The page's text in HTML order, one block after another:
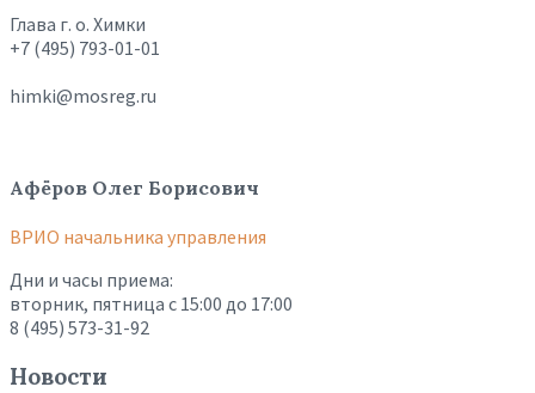
Глава г. о. Химки
+7 (495) 793-01-01
himki@mosreg.ru
Афёров Олег Борисович
ВРИО начальника управления
Дни и часы приема:
вторник, пятница с 15:00 до 17:00
8 (495) 573-31-92
Новости